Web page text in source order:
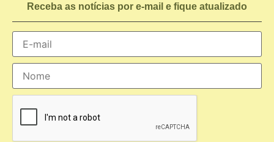
Receba as notícias por e-mail e fique atualizado